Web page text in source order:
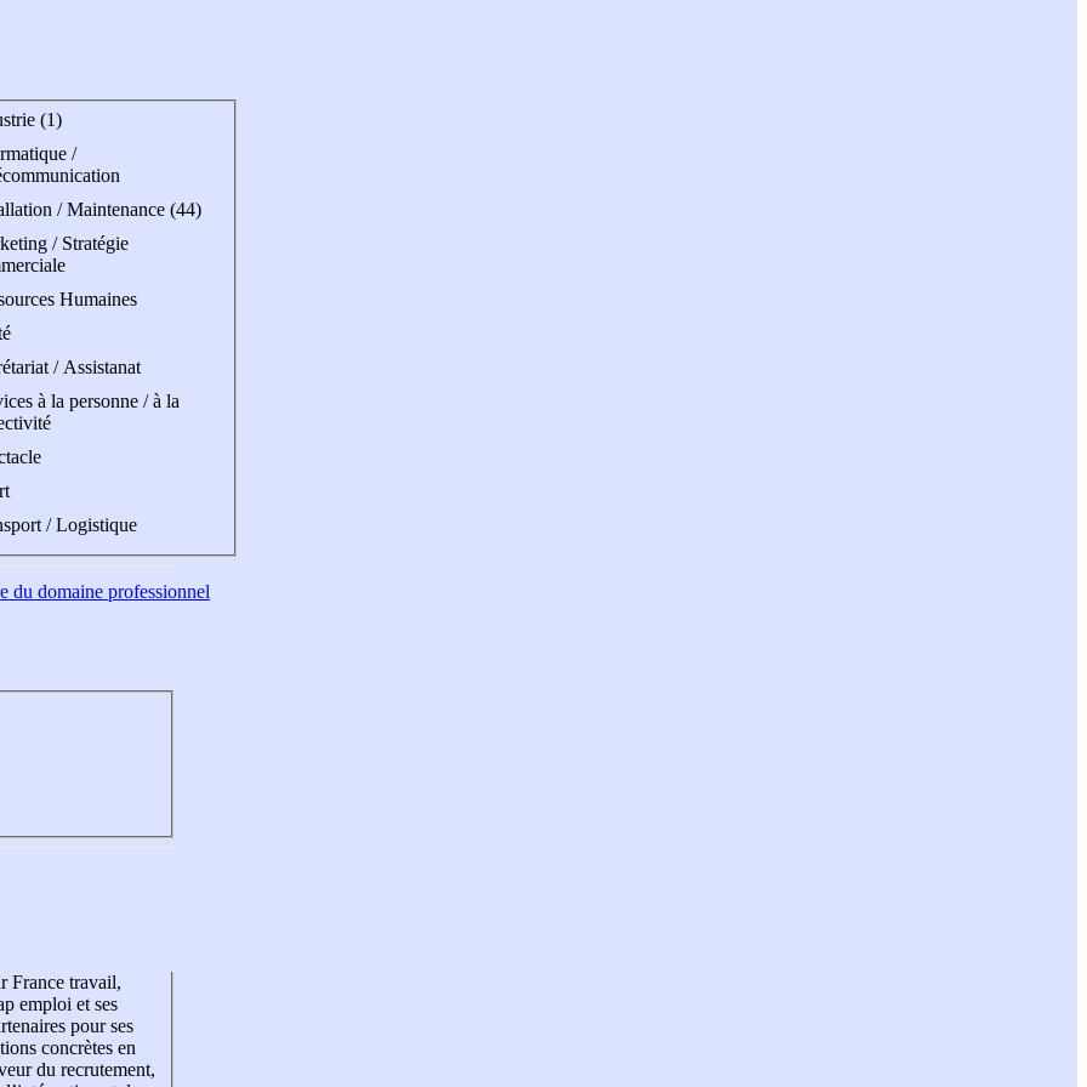
(1)
/
/ Maintenance (44)
/ Stratégie
Humaines
/ Assistanat
à la personne / à la
/ Logistique
du domaine professionnel
France travail,
emploi et ses
pour ses
concrètes en
du recrutement,